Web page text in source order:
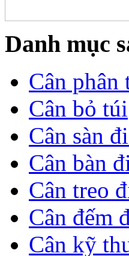
Danh mục
Cân phân
Cân bỏ túi
Cân sàn
Cân bàn
Cân treo
Cân đếm
Cân kỹ